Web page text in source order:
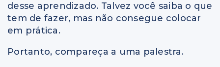
desse aprendizado. Talvez você saiba o que
tem de fazer, mas não consegue colocar
em prática.
Portanto, compareça a uma palestra.